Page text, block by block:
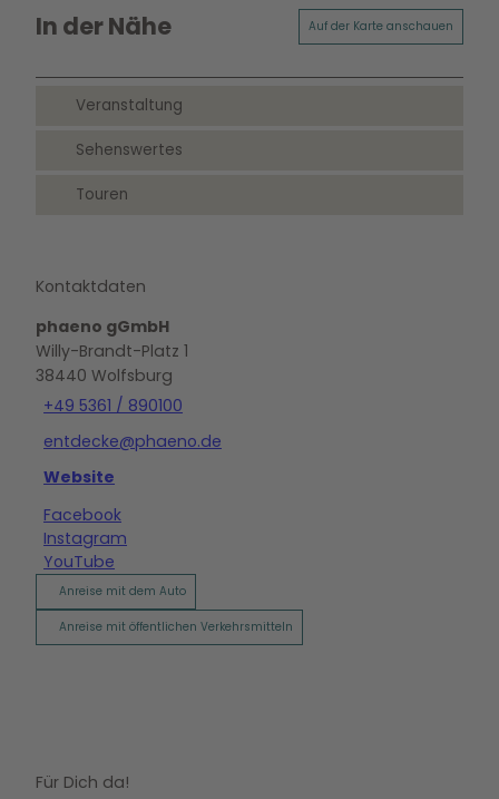
In der Nähe Auf der Karte anschauen
Veranstaltung
Sehenswertes
Touren
Kontaktdaten
phaeno gGmbH
Willy-Brandt-Platz 1
38440 Wolfsburg
+49 5361 / 890100
entdecke@phaeno.de
Website
Facebook
Instagram
YouTube
Anreise mit dem Auto
Anreise mit öffentlichen Verkehrsmitteln
Für Dich da!